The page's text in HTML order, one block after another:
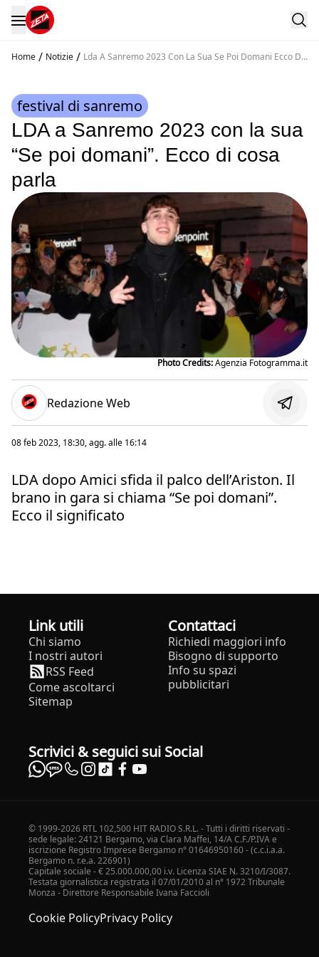
Home / Notizie / Lda A Sanremo 2023 Con La Sua Se Poi Domani Ecco Di
festival di sanremo
LDA a Sanremo 2023 con la sua
“Se poi domani”. Ecco di cosa
parla
Photo Credits:Agenzia Fotogramma.it
Redazione Web
08 feb 2023, 18:30, agg. alle 16:14
LDA dopo Amici sfida il palco dell’Ariston. Il
brano in gara si chiama “Se poi domani”.
Ecco il significato
Link utili
Chi siamo
I nostri autori
RSS Feed
Come ascoltarci
Sitemap
Contattaci
Richiedi maggiori info
Bisogno di supporto
Info su spazi
pubblicitari
Scrivici & seguici sui Social
© 1999-2026 RTL 102,500 HIT RADIO S.R.L. - Tutti i diritti riservati -
sede legale: 24121 Bergamo, via Clara Maffei, 14/A C.F./P.IVA e
iscrizione Registro Imprese Bergamo n° 01646950160 - (c.c.i.a.a.
Bergamo n. r.e.a. 226901)
Capitale sociale - € 25.000.000,00 i.v. Licenza SIAE N. 3210/I/3087.
Testata giornalistica registrata il 07/01/2010 al n° 1972 Tribunale
Monza - Direttore Responsabile Ivana Faccioli
Cookie PolicyPrivacy Policy